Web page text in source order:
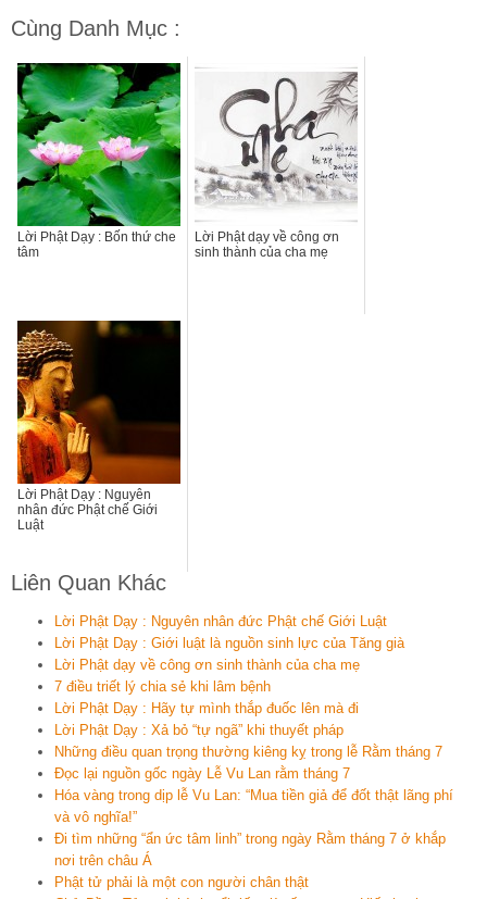
Cùng Danh Mục :
Lời Phật Dạy : Bốn thứ che
tâm
Lời Phật dạy về công ơn
sinh thành của cha mẹ
Lời Phật Dạy : Nguyên
nhân đức Phật chế Giới
Luật
Liên Quan Khác
Lời Phật Dạy : Nguyên nhân đức Phật chế Giới Luật
Lời Phật Dạy : Giới luật là nguồn sinh lực của Tăng già
Lời Phật dạy về công ơn sinh thành của cha mẹ
7 điều triết lý chia sẻ khi lâm bệnh
Lời Phật Dạy : Hãy tự mình thắp đuốc lên mà đi
Lời Phật Dạy : Xả bỏ “tự ngã” khi thuyết pháp
Những điều quan trọng thường kiêng kỵ trong lễ Rằm tháng 7
Đọc lại nguồn gốc ngày Lễ Vu Lan rằm tháng 7
Hóa vàng trong dịp lễ Vu Lan: “Mua tiền giả để đốt thật lãng phí
và vô nghĩa!”
Đi tìm những “ẩn ức tâm linh” trong ngày Rằm tháng 7 ở khắp
nơi trên châu Á
Phật tử phải là một con người chân thật